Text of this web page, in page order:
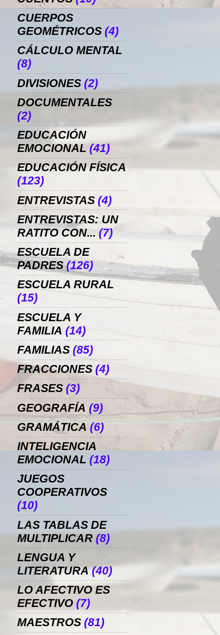
CUERPOS
GEOMÉTRICOS (4)
CÁLCULO MENTAL
(8)
DIVISIONES (2)
DOCUMENTALES
(2)
EDUCACIÓN
EMOCIONAL (41)
EDUCACIÓN FÍSICA
(123)
ENTREVISTAS (4)
ENTREVISTAS: UN
RATITO CON... (7)
ESCUELA DE
PADRES (126)
ESCUELA RURAL
(15)
ESCUELA Y
FAMILIA (14)
FAMILIAS (85)
FRACCIONES (4)
FRASES (3)
GEOGRAFÍA (9)
GRAMÁTICA (6)
INTELIGENCIA
EMOCIONAL (18)
JUEGOS
COOPERATIVOS
(10)
LAS TABLAS DE
MULTIPLICAR (8)
LENGUA Y
LITERATURA (40)
LO AFECTIVO ES
EFECTIVO (7)
MAESTROS (81)